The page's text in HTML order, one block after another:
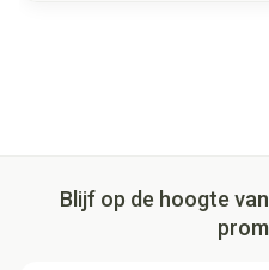
Blijf op de hoogte